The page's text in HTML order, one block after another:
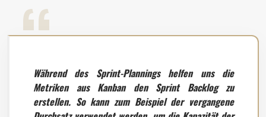
Während des Sprint-Plannings helfen uns die
Metriken aus Kanban den Sprint Backlog zu
erstellen. So kann zum Beispiel der vergangene